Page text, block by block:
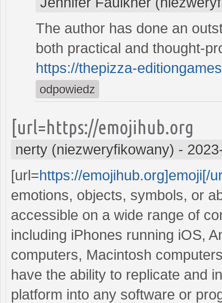
The author has done an
both practical and thought-
https://thepizza-
odpowiedz
[url=https://emojihub.org
nerty (niezweryfikowany) -
[url=https://emojihub.org]emoji[/
emotions, objects, symbols, or
accessible on a wide range of
including iPhones running iOS,
computers, Macintosh
have the ability to replicate and
platform into any software or